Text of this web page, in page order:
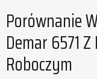
Porównanie
Demar 6571
Roboczym